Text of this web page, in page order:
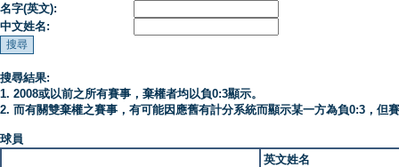
名字(英文):
中文姓名:
搜尋結果:
1. 2008或以前之所有賽事，棄權者均以負0:3顯示。
2. 而有關雙棄權之賽事，有可能因應舊有計分系統而顯示某一方為負0:3，但
球員
英文姓名